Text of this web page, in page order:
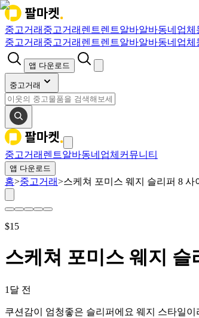
중고거래 중고거래 렌트렌트알바알바동네업체
중고거래 중고거래 렌트렌트알바알바동네업체
앱 다운로드
중고거래
중고거래 렌트알바동네업체 커뮤니티
앱 다운로드
홈>중고거래>스케쳐 포미스 웨지 슬리퍼 8 사
$15
스케쳐 포미스 웨지 슬
1달 전
쿠션감이 엄청좋은 슬리퍼에요 웨지 스타일